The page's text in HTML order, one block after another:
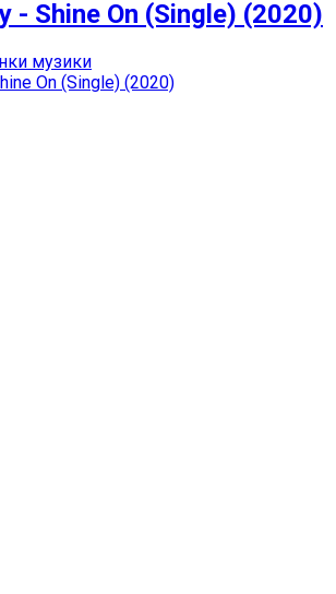
- Shine On (Single) (2020)
музики